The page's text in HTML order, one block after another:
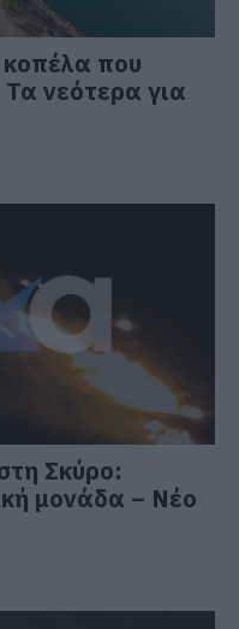
κοπέλα που
νεότερα για
Σκύρο:
μονάδα – Νέο